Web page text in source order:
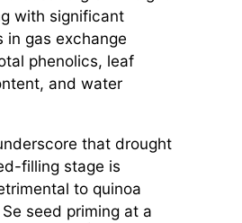
with significant
in gas exchange
phenolics, leaf
and water
that drought
filling stage is
to quinoa
seed priming at a